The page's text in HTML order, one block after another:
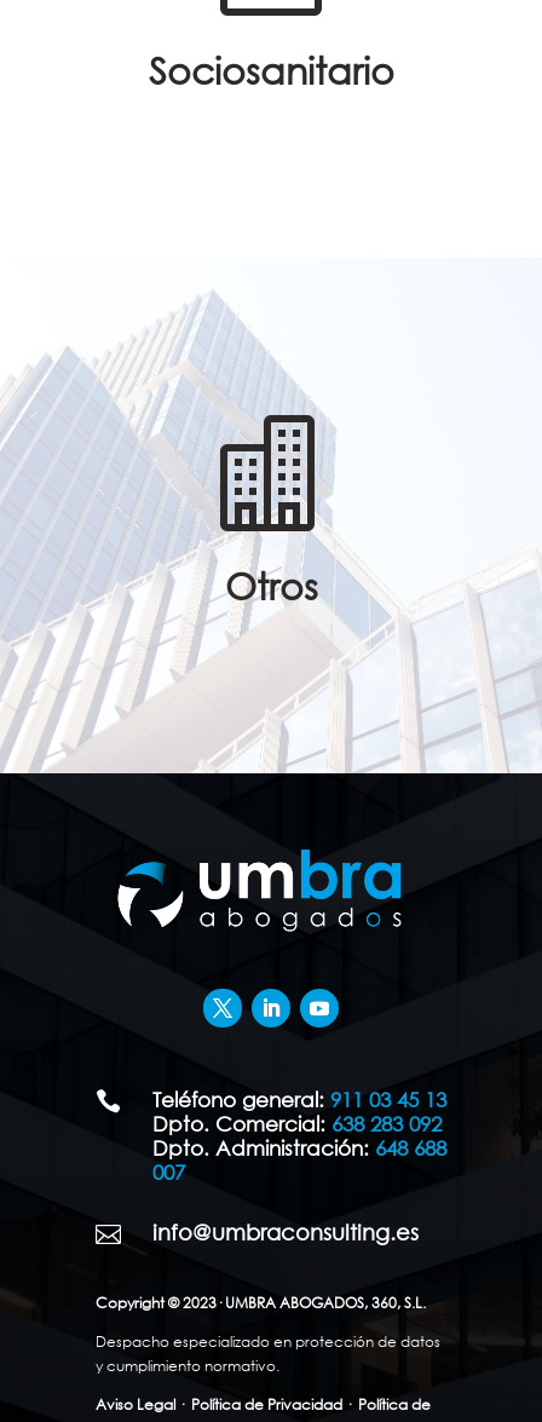
Sociosanitario

Otros
 Teléfono general: 911 03 45 13
Dpto. Comercial: 638 283 092
Dpto. Administración: 648 688
007
 info@umbraconsulting.es
Copyright © 2023· UMBRA ABOGADOS, 360, S.L.
Despacho especializado en protección de datos
y cumplimiento normativo.
Aviso Legal· Política de Privacidad· Política de